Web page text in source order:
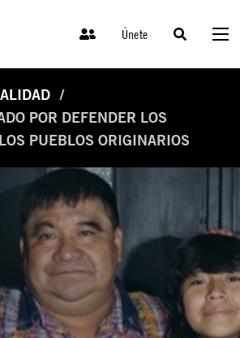
Únete
POR DEFENDER LOS
PUEBLOS ORIGINARIOS